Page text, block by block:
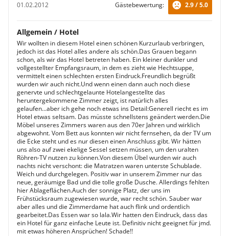
01.02.2012
Gästebewertung: 2.9 / 5.0
Allgemein / Hotel
Wir wollten in diesem Hotel einen schönen Kurzurlaub verbringen,
jedoch ist das Hotel alles andere als schön.Das Grauen begann
schon, als wir das Hotel betreten haben. Ein kleiner dunkler und
vollgestellter Empfangsraum, in dem es zieht wie Hechtsuppe,
vermittelt einen schlechten ersten Eindruck.Freundlich begrüßt
wurden wir auch nicht.Und wenn einen dann auch noch diese
genervte und schlechtgelaunte Hotelangestellte das
heruntergekommene Zimmer zeigt, ist natürlich alles
gelaufen...aber ich gehe noch etwas ins Detail:Generell riecht es im
Hotel etwas seltsam. Das müsste schnellstens geändert werden.Die
Möbel unseres Zimmers waren aus den 70er Jahren und wirklich
abgewohnt. Vom Bett aus konnten wir nicht fernsehen, da der TV um
die Ecke steht und es nur diesen einen Anschluss gibt. Wir hätten
uns also auf zwei ekelige Sessel setzen müssen, um den uralten
Röhren-TV nutzen zu können.Von diesem Übel wurden wir auch
nachts nicht verschont: die Matratzen waren unterste Schublade.
Weich und durchgelegen. Positiv war in unserem Zimmer nur das
neue, geräumige Bad und die tolle große Dusche. Allerdings fehlten
hier Ablageflächen.Auch der sonnige Platz, der uns im
Frühstücksraum zugewiesen wurde, war recht schön. Sauber war
aber alles und die Zimmerdame hat auch flink und ordentlich
gearbeitet.Das Essen war so lala.Wir hatten den Eindruck, dass das
ein Hotel für ganz einfache Leute ist. Definitiv nicht geeignet für jmd.
mit etwas höheren Ansprüchen! Schade!!